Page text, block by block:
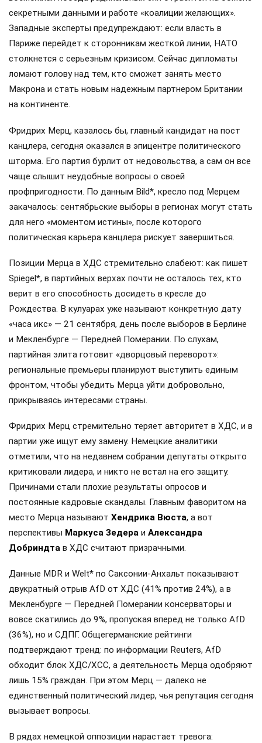
секретными данными и работе «коалиции желающих».
Западные эксперты предупреждают: если власть в
Париже перейдет к сторонникам жесткой линии, НАТО
столкнется с серьезным кризисом. Сейчас дипломаты
ломают голову над тем, кто сможет занять место
Макрона и стать новым надежным партнером Британии
на континенте.
Фридрих Мерц, казалось бы, главный кандидат на пост
канцлера, сегодня оказался в эпицентре политического
шторма. Его партия бурлит от недовольства, а сам он все
чаще слышит неудобные вопросы о своей
профпригодности. По данным Bild*, кресло под Мерцем
закачалось: сентябрьские выборы в регионах могут стать
для него «моментом истины», после которого
политическая карьера канцлера рискует завершиться.
Позиции Мерца в ХДС стремительно слабеют: как пишет
Spiegel*, в партийных верхах почти не осталось тех, кто
верит в его способность досидеть в кресле до
Рождества. В кулуарах уже называют конкретную дату
«часа икс» — 21 сентября, день после выборов в Берлине
и Мекленбурге — Передней Померании. По слухам,
партийная элита готовит «дворцовый переворот»:
региональные премьеры планируют выступить единым
фронтом, чтобы убедить Мерца уйти добровольно,
прикрываясь интересами страны.
Фридрих Мерц стремительно теряет авторитет в ХДС, и в
партии уже ищут ему замену. Немецкие аналитики
отметили, что на недавнем собрании депутаты открыто
критиковали лидера, и никто не встал на его защиту.
Причинами стали плохие результаты опросов и
постоянные кадровые скандалы. Главным фаворитом на
место Мерца называют Хендрика Вюста, а вот
перспективы Маркуса Зедера и Александра
Добриндта в ХДС считают призрачными.
Данные MDR и Welt* по Саксонии-Анхальт показывают
двукратный отрыв AfD от ХДС (41% против 24%), а в
Мекленбурге — Передней Померании консерваторы и
вовсе скатились до 9%, пропуская вперед не только AfD
(36%), но и СДПГ. Общегерманские рейтинги
подтверждают тренд: по информации Reuters, AfD
обходит блок ХДС/ХСС, а деятельность Мерца одобряют
лишь 15% граждан. При этом Мерц — далеко не
единственный политический лидер, чья репутация сегодня
вызывает вопросы.
В рядах немецкой оппозиции нарастает тревога: